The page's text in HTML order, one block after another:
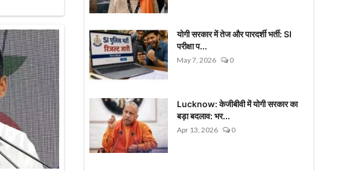
योगी सरकार में तेज और पारदर्शी भर्ती: SI
परीक्षा प...
May 7, 2026 0
Lucknow: केजीबीवी में योगी सरकार का
बड़ा बदलाव: भर...
Apr 13, 2026 0